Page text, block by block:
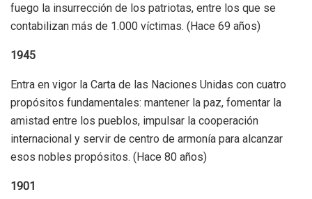
fuego la insurrección de los patriotas, entre los que se
contabilizan más de 1.000 víctimas. (Hace 69 años)
1945
Entra en vigor la Carta de las Naciones Unidas con cuatro
propósitos fundamentales: mantener la paz, fomentar la
amistad entre los pueblos, impulsar la cooperación
internacional y servir de centro de armonía para alcanzar
esos nobles propósitos. (Hace 80 años)
1901